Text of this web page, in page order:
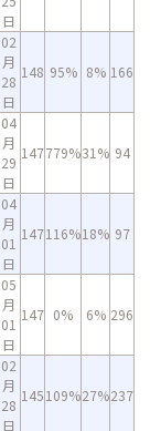
日
02
月
28
日
148 95% 8% 166
04
月
29
日
147779%31% 94
04
月
01
日
147116%18% 97
05
月
01
日
147 0% 6% 296
02
月
28
日
145109%27%237